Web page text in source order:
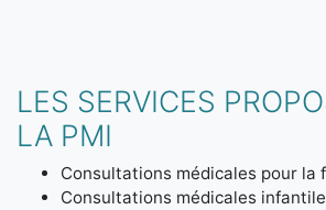
LES SERVICES
LA PMI
Consultations médicales pour la
Consultations médicales